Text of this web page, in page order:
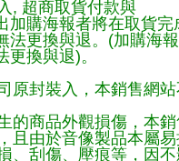
, 超商取貨付款與
購海報者將在取貨
更換與退。(加購海
換與退)。
原封裝入，本銷售網
的商品外觀損傷，本
且由於音像製品本屬
、刮傷、壓痕等，因